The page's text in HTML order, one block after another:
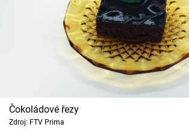
Čokoládové řezy
Zdroj: FTV Prima